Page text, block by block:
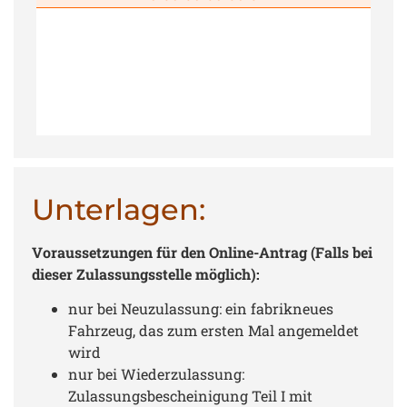
Unterlagen:
Voraussetzungen für den Online-Antrag (Falls bei
dieser Zulassungsstelle möglich):
nur bei Neuzulassung: ein fabrikneues
Fahrzeug, das zum ersten Mal angemeldet
wird
nur bei Wiederzulassung:
Zulassungsbescheinigung Teil I mit